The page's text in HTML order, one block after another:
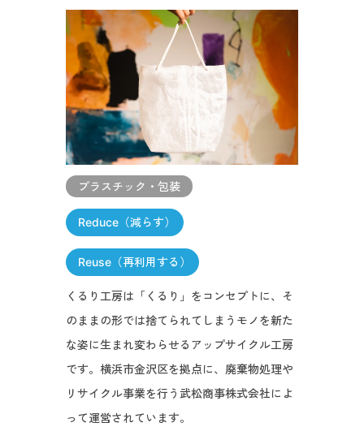
プラスチック・包装
Reduce（減らす）
Reuse（再利用する）
くるり工房は「くるり」をコンセプトに、そ
のままの形では捨てられてしまうモノを新た
な姿に生まれ変わらせるアップサイクル工房
です。横浜市金沢区を拠点に、廃棄物処理や
リサイクル事業を行う武松商事株式会社によ
って運営されています。